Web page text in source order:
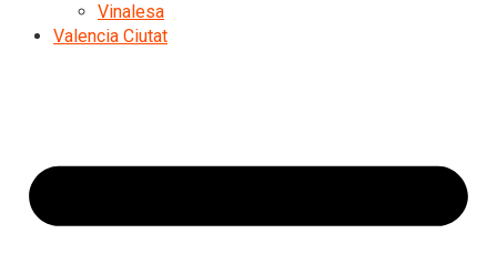
Vinalesa
Valencia Ciutat